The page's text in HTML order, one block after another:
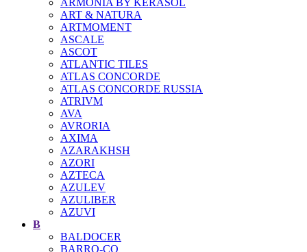
ARMONIA BY KERASOL
ART & NATURA
ARTMOMENT
ASCALE
ASCOT
ATLANTIC TILES
ATLAS CONCORDE
ATLAS CONCORDE RUSSIA
ATRIVM
AVA
AVRORIA
AXIMA
AZARAKHSH
AZORI
AZTECA
AZULEV
AZULIBER
AZUVI
B
BALDOCER
BARRO-CO